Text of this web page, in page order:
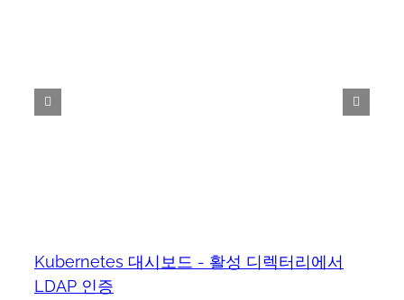
Kubernetes 대시보드 - 활성 디렉터리에서
LDAP 인증